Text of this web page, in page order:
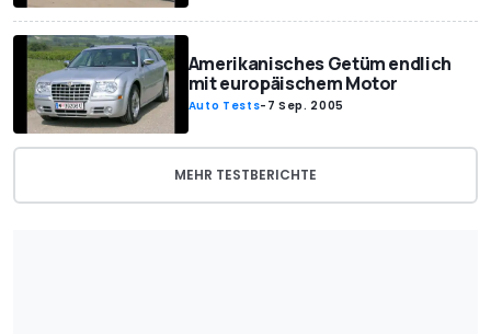
Amerikanisches Getüm endlich
mit europäischem Motor
Auto Tests- 7 Sep. 2005
MEHR TESTBERICHTE